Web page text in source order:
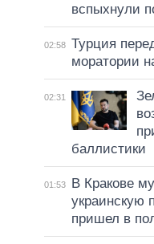
вспыхнули
02:58 Турция
моратории
02:31
баллистики
01:53
В Кракове
украинскую
пришел в